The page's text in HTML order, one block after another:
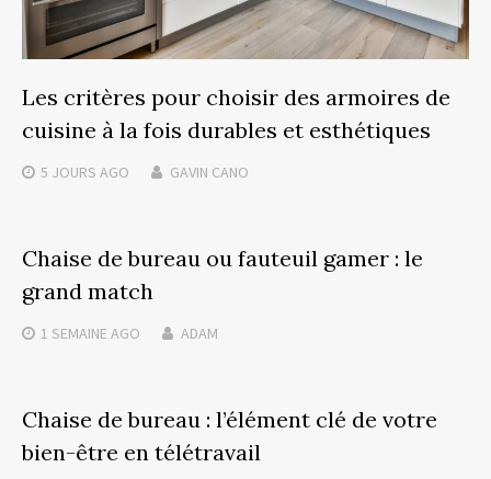
Les critères pour choisir des armoires de
cuisine à la fois durables et esthétiques
5 JOURS AGO GAVIN CANO
Chaise de bureau ou fauteuil gamer : le
grand match
1 SEMAINE AGO ADAM
Chaise de bureau : l’élément clé de votre
bien-être en télétravail